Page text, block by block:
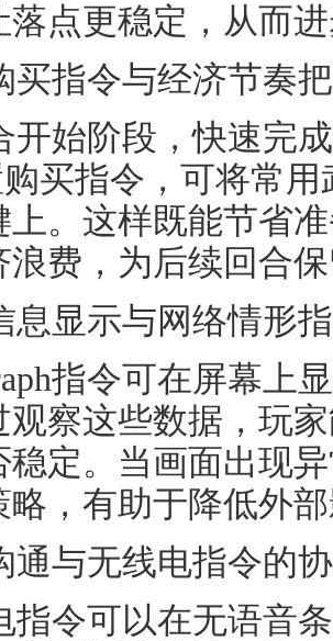
落点更稳定，从而
买指令与经济节奏
开始阶段，快速完
买指令，可将常
上。这样既能节省
浪费，为后续回合
息显示与网络情形
指令可在屏幕上
观察这些数据，玩
稳定。当画面出现
略，有助于降低外
通与无线电指令的
指令可以在无语音